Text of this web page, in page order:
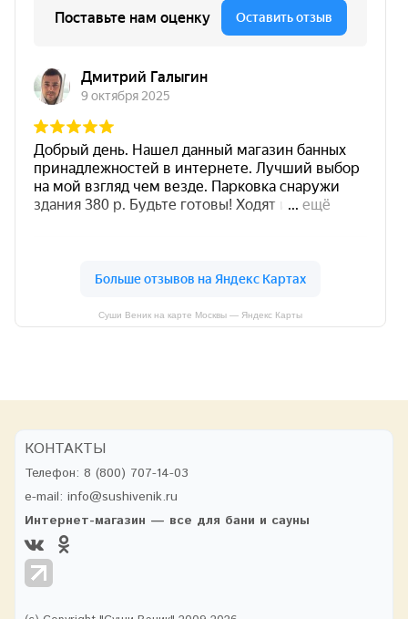
Суши Веник на карте Москвы — Яндекс Карты
КОНТАКТЫ
Телефон: 8 (800) 707-14-03
e-mail: info@sushivenik.ru
Интернет-магазин — все для бани и сауны